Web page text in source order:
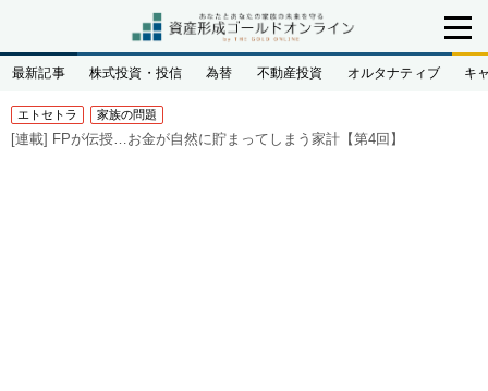
最新記事 株式投資・投信 為替 不動産投資 オルタナティブ キ
エトセトラ 家族の問題
[連載] FPが伝授…お金が自然に貯まってしまう家計【第4回】